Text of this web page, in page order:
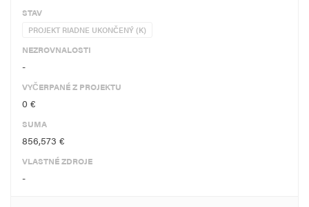
STAV
PROJEKT RIADNE UKONČENÝ (K)
NEZROVNALOSTI
-
VYČERPANÉ Z PROJEKTU
0 €
SUMA
856,573 €
VLASTNÉ ZDROJE
-